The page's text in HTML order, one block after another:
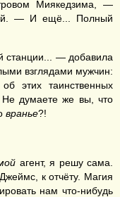
Миякедзима, —
— И ещё... Полный
станции... — добавила
взглядами мужчин:
этих таинственных
думаете же вы, что
вранье?!
агент, я решу сама.
к отчёту. Магия
нам что-нибудь